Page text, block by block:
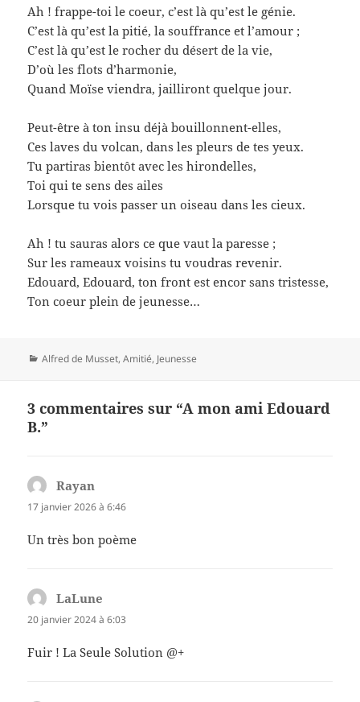
Ah ! frappe-toi le coeur, c’est là qu’est le génie.
C’est là qu’est la pitié, la souffrance et l’amour ;
C’est là qu’est le rocher du désert de la vie,
D’où les flots d’harmonie,
Quand Moïse viendra, jailliront quelque jour.
Peut-être à ton insu déjà bouillonnent-elles,
Ces laves du volcan, dans les pleurs de tes yeux.
Tu partiras bientôt avec les hirondelles,
Toi qui te sens des ailes
Lorsque tu vois passer un oiseau dans les cieux.
Ah ! tu sauras alors ce que vaut la paresse ;
Sur les rameaux voisins tu voudras revenir.
Edouard, Edouard, ton front est encor sans tristesse,
Ton coeur plein de jeunesse…
Catégories
Alfred de Musset,Amitié, Jeunesse
3 commentaires sur “A mon ami Edouard
B.”
Rayan
17 janvier 2026 à 6:46
Un très bon poème
LaLune
20 janvier 2024 à 6:03
Fuir ! La Seule Solution @+